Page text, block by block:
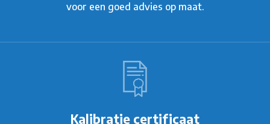
voor een goed advies op maat.
Kalibratie certificaat